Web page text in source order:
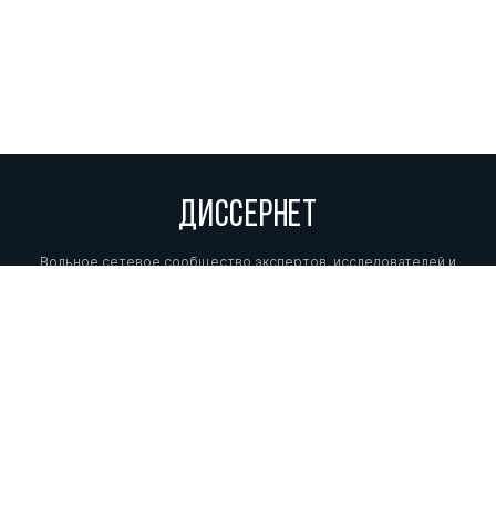
ДИССЕРНЕТ
Вольное сетевое сообщество экспертов, исследователей и